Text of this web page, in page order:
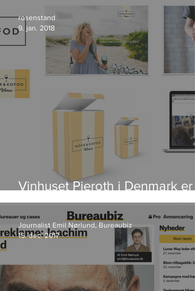
Vinhuset Pieroth i Denmark er
blevet til Noer & Kofod Wines
rosenstand
9. jan. 2018
Journalist Emil Nørlund, Bureaubiz
15. dec. 2017